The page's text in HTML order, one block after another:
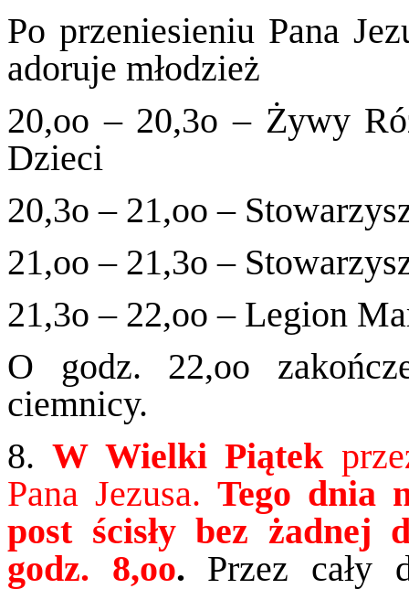
Po przeniesieniu Pana
adoruje młodzież
20,oo – 20,3o – Żywy
Dzieci
20,3o – 21,oo –
21,oo – 21,3o –
21,3o – 22,oo – Legion
O godz. 22,oo
ciemnicy.
8.W Wielki Piątek
Pana Jezusa. Tego dnia
post ścisły bez żadnej
godz. 8,oo. Przez cały